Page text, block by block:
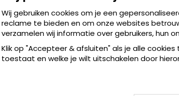
Wij gebruiken cookies om je een
reclame te bieden en om onze websites
verzamelen wij informatie over gebruikers, hun
Klik op "Accepteer & afsluiten" als je alle
toestaat en welke je wilt uitschakelen door